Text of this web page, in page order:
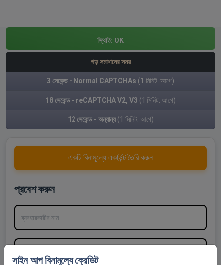
স্থিতি: OK
গড় সমাধানের সময়
3 সেকেন্ড - Normal CAPTCHAs (1 মিনিট. আগে)
18 সেকেন্ড - reCAPTCHA V2, V3 (1 মিনিট. আগে)
12 সেকেন্ড - অন্যান্য(1 মিনিট. আগে)
একটি বিনামূল্যে একাউন্ট তৈরি করুন
প্রবেশ করুন
ব্যবহারকারীর নাম
পাসওয়ার্ড
সাইন আপ বিনামূল্যে ক্রেডিট